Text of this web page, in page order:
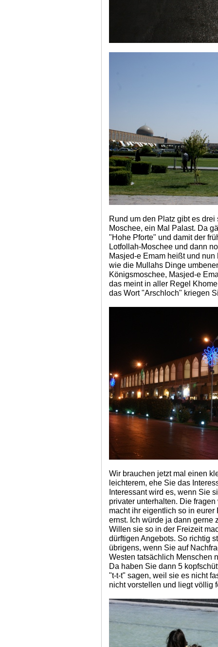
Rund um den Platz gibt es
Moschee, ein Mal Palast. Da
"Hohe Pforte" und damit der
Lotfollah-Moschee und dann
Masjed-e Emam heißt und
wie die Mullahs Dinge
Königsmoschee, Masjed-e
das meint in aller Regel
das Wort "Arschloch" kriegen
Wir brauchen jetzt mal einen
leichterem, ehe Sie das
Interessant wird es, wenn Sie
privater unterhalten. Die
macht ihr eigentlich so in
ernst. Ich würde ja dann gerne
Willen sie so in der Freizeit
dürftigen Angebots. So richtig
übrigens, wenn Sie auf
Westen tatsächlich Menschen
Da haben Sie dann 5
"t-t-t" sagen, weil sie es nicht
nicht vorstellen und liegt völlig